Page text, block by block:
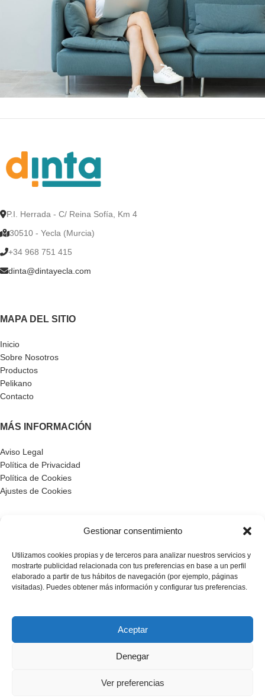
Gestionar consentimiento
Utilizamos cookies propias y de terceros para analizar nuestros servicios y
mostrarte publicidad relacionada con tus preferencias en base a un perfil
elaborado a partir de tus hábitos de navegación (por ejemplo, páginas
visitadas). Puedes obtener más información y configurar tus preferencias.
Aceptar
Denegar
Ver preferencias
P.I. Herrada - C/ Reina Sofía, Km 4
30510 - Yecla (Murcia)
+34 968 751 415
dinta@dintayecla.com
MAPA DEL SITIO
Inicio
Sobre Nosotros
Productos
Pelikano
Contacto
MÁS INFORMACIÓN
Aviso Legal
Política de Privacidad
Política de Cookies
Ajustes de Cookies
CERTIFICADOS
PARTNERS